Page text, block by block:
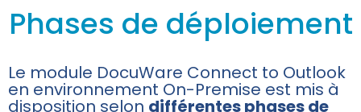
Phases de déploiement
Le module DocuWare Connect to Outlook
en environnement On-Premise est mis à
disposition selon différentes phases de